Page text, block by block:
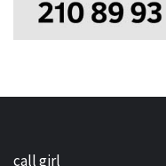
call girl